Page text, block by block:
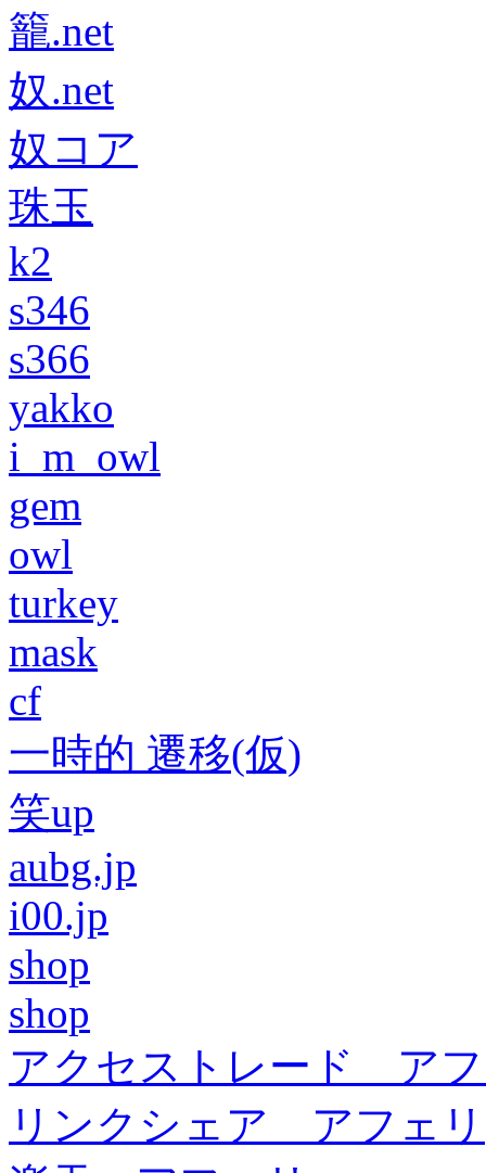
籠.net
奴.net
奴コア
珠玉
k2
s346
s366
yakko
i_m_owl
gem
owl
turkey
mask
cf
一時的 遷移(仮)
笑up
aubg.jp
i00.jp
shop
shop
アクセストレード ア
リンクシェア アフェリ